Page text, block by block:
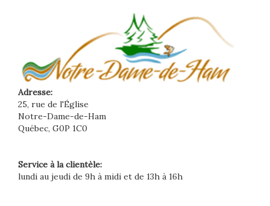
Adresse:
25, rue de l'Église
Notre-Dame-de-Ham
Québec, G0P 1C0
Service à la clientèle:
lundi au jeudi de 9h à midi et de 13h à 16h